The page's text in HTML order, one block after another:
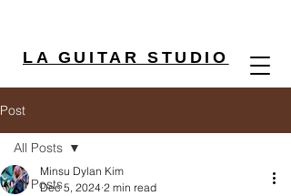
LA GUITAR STUDIO
Post
All Posts
All Posts
Minsu Dylan Kim
Dec 5, 2024 2 min read